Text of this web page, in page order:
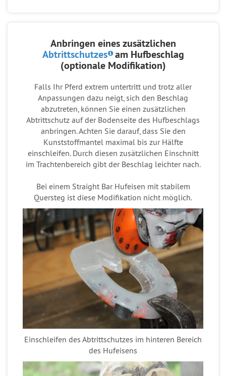
Anbringen eines zusätzlichen
Abtrittschutzes am Hufbeschlag
(optionale Modifikation)
Falls Ihr Pferd extrem untertritt und trotz aller
Anpassungen dazu neigt, sich den Beschlag
abzutreten, können Sie einen zusätzlichen
Abtrittschutz auf der Bodenseite des Hufbeschlags
anbringen. Achten Sie darauf, dass Sie den
Kunststoffmantel maximal bis zur Hälfte
einschleifen. Durch diesen zusätzlichen Einschnitt
im Trachtenbereich gibt der Beschlag leichter nach.
Bei einem Straight BarHufeisen mit stabilem
Quersteg ist diese Modifikation nicht möglich.
Einschleifen des Abtrittschutzes im hinteren Bereich
des Hufeisens